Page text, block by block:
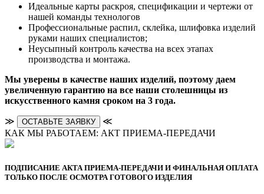
Идеальные карты раскроя, спецификации и чертежи от
нашей команды технологов
Профессиональные распил, склейка, шлифовка изделий
руками наших специалистов;
Неусыпный контроль качества на всех этапах
производства и монтажа.
Мы уверены в качестве наших изделий, поэтому даем
увеличенную гарантию на все наши столешницы из
искусственного камня сроком на 3 года.
≫ ОСТАВЬТЕ ЗАЯВКУ
≪
КАК МЫ РАБОТАЕМ: АКТ ПРИЕМА-ПЕРЕДАЧИ
ПОДПИСАНИЕ АКТА ПРИЕМА-ПЕРЕДАЧИ И ФИНАЛЬНАЯ ОПЛАТА
ТОЛЬКО ПОСЛЕ ОСМОТРА ГОТОВОГО ИЗДЕЛИЯ